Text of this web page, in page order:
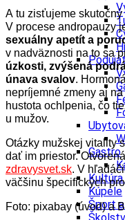
Gastro
Kúpele
Šport
A tu zisťujeme
V procese andropauzy
sexuálny apetít a
v nadväznosti na to sa
úzkosti, zvýšená
únava svalov.
nepríjemné zmeny aj
hustota ochlpenia, čo
u mužov.
Otázky mužskej vitality
dať im priestor.
zdravysvet.sk. V
väčšinu špecifických
Foto: pixabay (úvod) a